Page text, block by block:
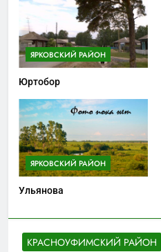
КРАСНОУФИМСКИЙ РАЙОН
ЯРКОВСКИЙ РАЙОН
Юртобор
ЯРКОВСКИЙ РАЙОН
Ульянова